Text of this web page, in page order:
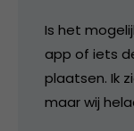
Is het
app of iets
plaatsen. Ik
maar wij